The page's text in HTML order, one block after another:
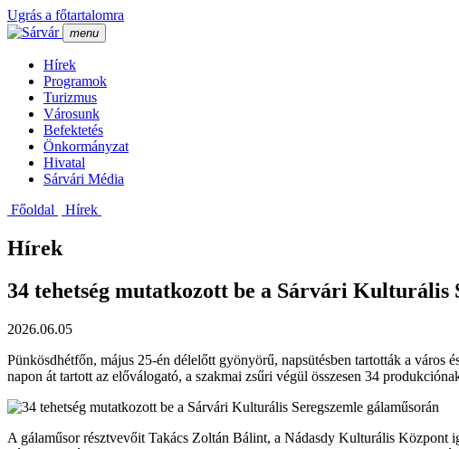
Ugrás a főtartalomra
menu
Hí­rek
Programok
Turizmus
Városunk
Befektetés
Önkormányzat
Hivatal
Sárvári Média
Főoldal
Hí­rek
Hírek
34 tehetség mutatkozott be a Sárvári Kulturális
2026.06.05
Pünkösdhétfőn, május 25-én délelőtt gyönyörű, napsütésben tartották a város
napon át tartott az előválogató, a szakmai zsűri végül összesen 34
A gálaműsor résztvevőit Takács Zoltán Bálint, a Nádasdy Kulturális Központ